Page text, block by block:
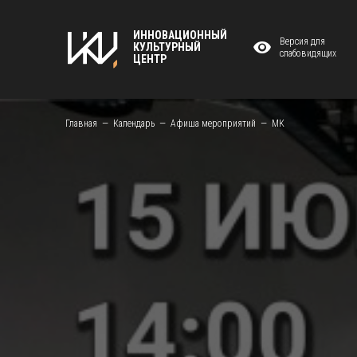
ИННОВАЦИОННЫЙ
КУЛЬТУРНЫЙ
ЦЕНТР
Версия для
слабовидящих
Главная Календарь Афиша мероприятий МК